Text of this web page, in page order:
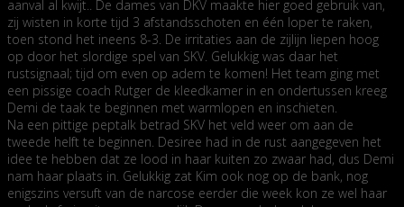
aanval al kwijt.. De dames van DKV maakte hier goed gebruik van,
zij wisten in korte tijd 3 afstandsschoten en één loper te raken,
toen stond het ineens 8-3. De irritaties aan de zijlijn liepen hoog
op door het slordige spel van SKV. Gelukkig was daar het
rustsignaal; tijd om even op adem te komen! Het team ging met
een pissige coach Rutger de kleedkamer in en ondertussen kreeg
Demi de taak te beginnen met warmlopen en inschieten.
Na een pittige peptalk betrad SKV het veld weer om aan de
tweede helft te beginnen. Desiree had in de rust aangegeven het
idee te hebben dat ze lood in haar kuiten zo zwaar had, dus Demi
nam haar plaats in. Gelukkig zat Kim ook nog op de bank, nog
enigszins versuft van de narcose eerder die week kon ze wel haar